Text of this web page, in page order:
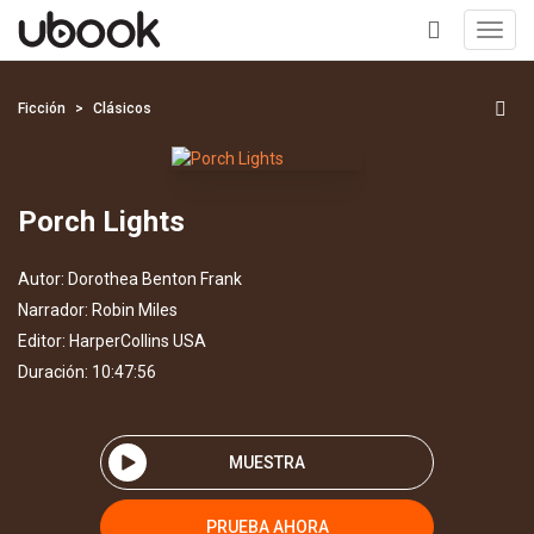
+
Ficción Clásicos
Porch Lights
Autor: Dorothea Benton Frank
Narrador: Robin Miles
Editor: HarperCollins USA
Duración: 10:47:56
MUESTRA
PRUEBA AHORA